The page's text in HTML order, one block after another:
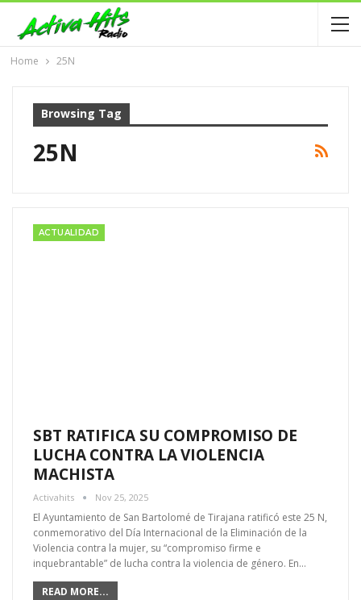
Home 25N
Browsing Tag
25N
ACTUALIDAD
SBT RATIFICA SU COMPROMISO DE
LUCHA CONTRA LA VIOLENCIA
MACHISTA
Activahits Nov 25, 2025
El Ayuntamiento de San Bartolomé de Tirajana ratificó este 25 N,
conmemorativo del Día Internacional de la Eliminación de la
Violencia contra la mujer, su “compromiso firme e
inquebrantable” de lucha contra la violencia de género. En…
READ MORE...